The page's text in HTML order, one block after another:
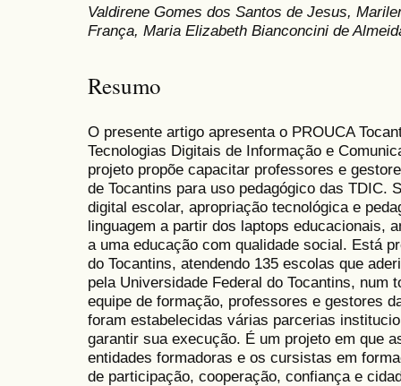
Valdirene Gomes dos Santos de Jesus,
França, Maria Elizabeth Bianconcini de
Resumo
O presente artigo apresenta o PROUCA
Tecnologias Digitais de Informação e
projeto propõe capacitar professores e
de Tocantins para uso pedagógico das TDIC.
digital escolar, apropriação tecnológica e
linguagem a partir dos laptops educacionais,
a uma educação com qualidade social. Está
do Tocantins, atendendo 135 escolas que
pela Universidade Federal do Tocantins, num
equipe de formação, professores e gestores
foram estabelecidas várias parcerias
garantir sua execução. É um projeto em que
entidades formadoras e os cursistas em
de participação, cooperação, confiança e